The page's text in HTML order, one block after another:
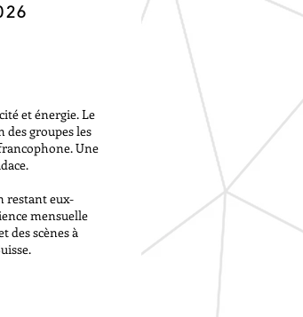
et énergie. Le
des groupes les
Une
restant eux-
mensuelle
des scènes à